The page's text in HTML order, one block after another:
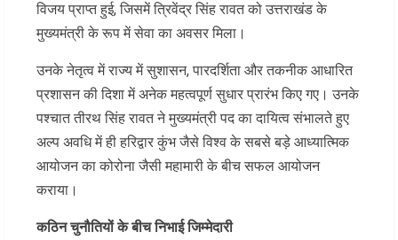
विजय प्राप्त हुई, जिसमें त्रिवेंद्र सिंह रावत को उत्तराखंड के
मुख्यमंत्री के रूप में सेवा का अवसर मिला।
उनके नेतृत्व में राज्य में सुशासन, पारदर्शिता और तकनीक आधारित
प्रशासन की दिशा में अनेक महत्वपूर्ण सुधार प्रारंभ किए गए। उनके
पश्चात तीरथ सिंह रावत ने मुख्यमंत्री पद का दायित्व संभालते हुए
अल्प अवधि में ही हरिद्वार कुंभ जैसे विश्व के सबसे बड़े आध्यात्मिक
आयोजन का कोरोना जैसी महामारी के बीच सफल आयोजन
कराया।
कठिन चुनौतियों के बीच निभाई जिम्मेदारी